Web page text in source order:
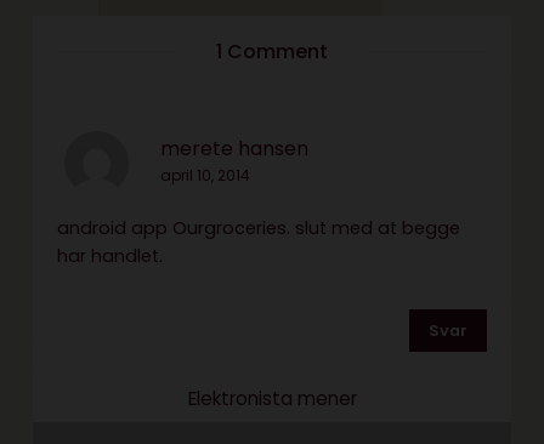
1 Comment
merete hansen
april 10, 2014
android app Ourgroceries. slut med at begge
har handlet.
Svar
Elektronista mener